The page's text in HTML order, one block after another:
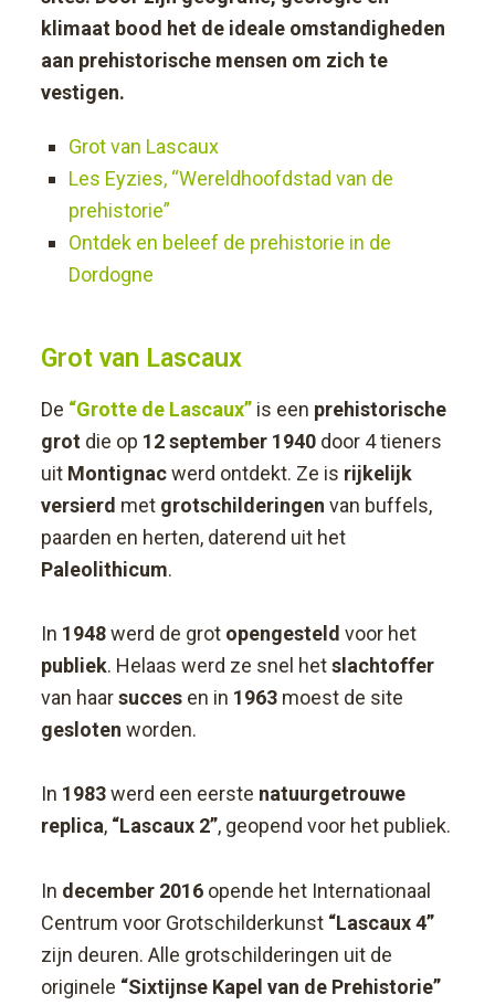
klimaat bood het de ideale omstandigheden
aan prehistorische mensen om zich te
vestigen.
Grot van Lascaux
Les Eyzies, “Wereldhoofdstad van de
prehistorie”
Ontdek en beleef de prehistorie in de
Dordogne
Grot van Lascaux
De “Grotte de Lascaux”is een prehistorische
grotdie op 12 september 1940door 4 tieners
uit Montignacwerd ontdekt. Ze is rijkelijk
versierd met grotschilderingen van buffels,
paarden en herten, daterend uit het
Paleolithicum.
In 1948werd de grot opengesteld voor het
publiek. Helaas werd ze snel hetslachtoffer
van haarsuccesen in 1963moest de site
gesloten worden.
In 1983werd een eerste natuurgetrouwe
replica, “Lascaux 2”, geopend voor het publiek.
In december 2016opende het Internationaal
Centrum voor Grotschilderkunst “Lascaux 4”
zijn deuren. Alle grotschilderingen uit de
originele “Sixtijnse Kapel van de Prehistorie”